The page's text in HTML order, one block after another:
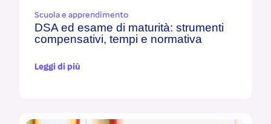
Scuola e apprendimento
DSA ed esame di maturità: strumenti
compensativi, tempi e normativa
Leggi di più